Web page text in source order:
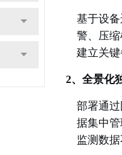
基于设
警、压
建立关
2、全景化
部署通
据集中
监测数